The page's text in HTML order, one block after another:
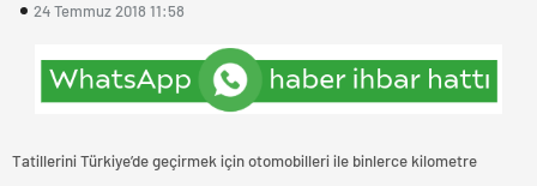
24 Temmuz 2018 11:58
Tatillerini Türkiye’de geçirmek için otomobilleri ile binlerce kilometre